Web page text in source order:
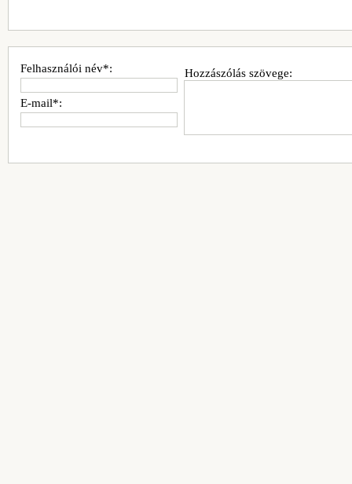
Hozzászólás szövege:
Felhasználói név*:
E-mail*: